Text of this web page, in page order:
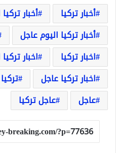
أخبار تركيا
أخبار
أخبار تركيا اليوم عاجل
اخبار تركيا
اخبار
اخبار تركيا عاجل
تركيا
عاجل
عاجل تركيا